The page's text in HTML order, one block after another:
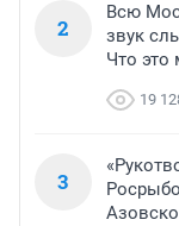
2
Всю
звук
Что это
19
3